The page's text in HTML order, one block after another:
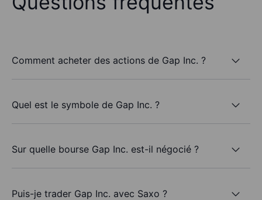
Comment acheter des actions de Gap Inc. ?
Quel est le symbole de Gap Inc. ?
Sur quelle bourse Gap Inc. est-il négocié ?
Puis-je trader Gap Inc. avec Saxo ?